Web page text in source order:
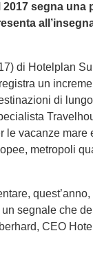
segna una
di Hotelplan
un
di
vacanze mare
metropoli
segnale che
CEO